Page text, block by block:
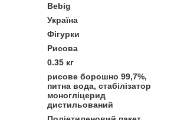
Bebig
Україна
Фігурки
Рисова
0.35 кг
рисове борошно 99,7%,
питна вода, стабілізатор
моногліцерид
дистильований